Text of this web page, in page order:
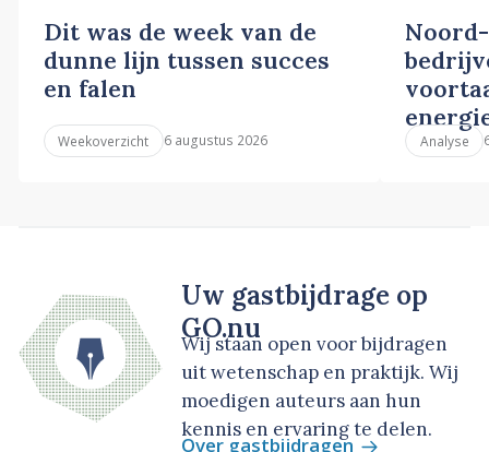
Dit was de week van de
dunne lijn tussen succes
en falen
Weekoverzicht 6 augustus 2026 Analyse
Uw gastbijdrage op
GO.nu
Wij staan open voor bijdragen
uit wetenschap en praktijk. Wij
moedigen auteurs aan hun
kennis en ervaring te delen.
Over gastbijdragen